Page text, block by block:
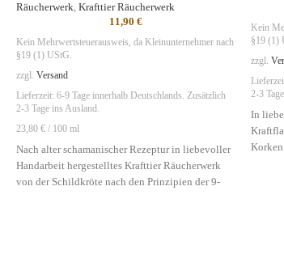
Räucherwerk, Krafttier Räucherwerk
11,90 €
Kein Mehrwertsteuerausweis, da Kleinunternehmer nach
§19 (1) UStG.
zzgl. Versand
Lieferzeit: 6-9 Tage innerhalb Deutschlands. Zusätzlich
2-3 Tage ins Ausland.
23,80 € / 100 ml
Nach alter schamanischer Rezeptur in liebevoller
Handarbeit hergestelltes Krafttier Räucherwerk
von der Schildkröte nach den Prinzipien der 9-
Kein
§19 (1)
zzgl.
2-3
In
Korken